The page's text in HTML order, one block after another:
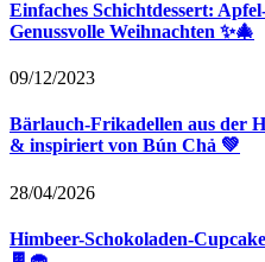
Einfaches Schichtdessert:
Genussvolle Weihnachten ✨🎄
09/12/2023
Bärlauch-Frikadellen aus der
& inspiriert von Bún Chả 💚
28/04/2026
Himbeer-Schokoladen-